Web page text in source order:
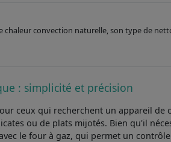
chaleur convection naturelle, son type de
: simplicité et précision
ceux qui recherchent un appareil
ou de plats mijotés. Bien qu'il
le four à gaz, qui permet un